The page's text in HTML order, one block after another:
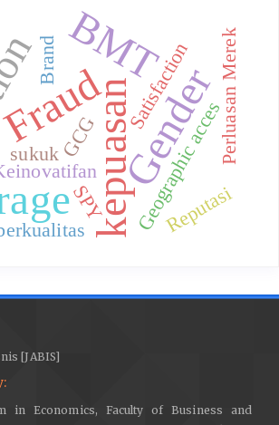
kepuasanGender
BMT
Geographic acces
Brand Satisfaction
sukuk
SPY Reputasi
Perluasan Merek
GCG
[JABIS]
in Economics, Faculty of Business and